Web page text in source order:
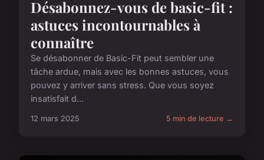
Désabonnez-vous de basic-fit :
astuces incontournables à
connaître
Se désabonner de Basic-Fit peut sembler une
tâche ardue, mais avec les bonnes astuces, vous
pouvez y arriver sans stress. Que vous soyez
insatisfait d...
12 mars 2025 5 min de lecture →